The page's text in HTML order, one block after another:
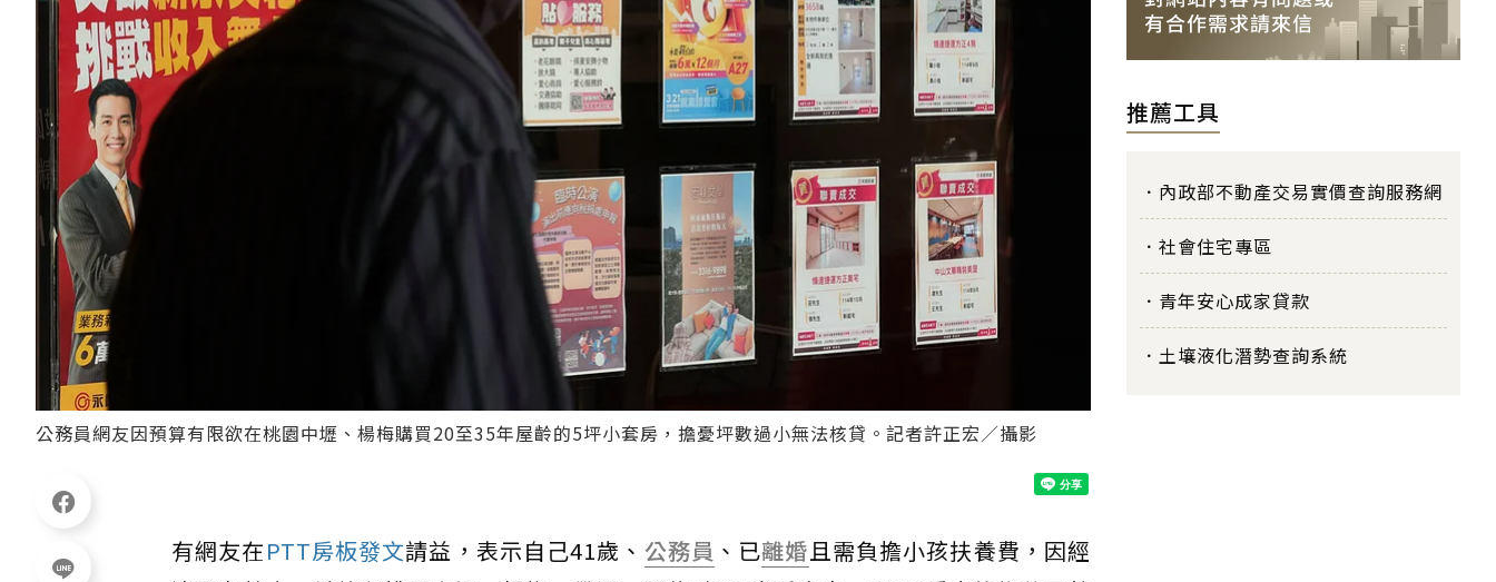
公務員網友因預算有限欲在桃園中壢、楊梅購買20至35年屋齡的5坪小套房，擔憂坪數過小無法核貸。記者許正宏／攝影
有網友在PTT房板發文請益，表示自己41歲、 公務員 、已離婚且需負擔小孩扶養費，因經
推薦工具
內政部不動產交易實價查詢服務網
社會住宅專區
青年安心成家貸款
土壤液化潛勢查詢系統